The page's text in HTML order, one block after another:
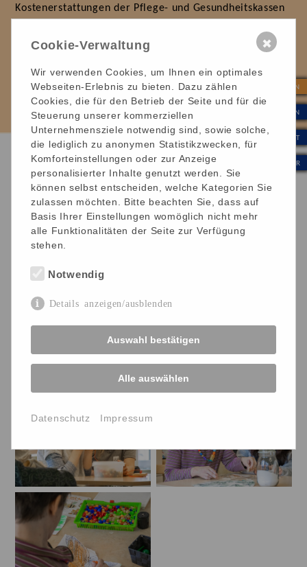
Kostenerstattungen der Pflege- und Gesundheitskassen
und aus öffentlichen Zuschüssen. Doch vieles ist erst
dank Ihrer Spende und Ihrer großzügigen Unterstützung
möglich. Hier sehen Sie, wie Sie Kinder, Jugendlichen
und erwachsenen Menschen mit körper- und
Mehrfachbehinderung mit Ihrer Spende helfen, fördern
oder unterstützen können.
| SPENDEN
| INTERN
| KONTAKT
| WERTE & KULTUR
Kreativmaterialien zur Förderung und
Betreuung
Einfache handwerkliche Arbeiten, malen, filzen, Stühle
zu besonderen Unikaten umarbeiten, Seifen herstellen,
töpfern - ob manuell oder mit speziell gefertigten
Maschinen (HIWIN Azubi-Projekt) …
heilpädagogischen Programm unserer Betreuungs- und
Werkzeugen und Zubehör können Sie mit Ihrer Spende
unterstützen.
Cookie-Verwaltung
Wir verwenden Cookies, um Ihnen ein optimales
Webseiten-Erlebnis zu bieten. Dazu zählen
Cookies, die für den Betrieb der Seite und für die
Steuerung unserer kommerziellen
Unternehmensziele notwendig sind, sowie solche,
die lediglich zu anonymen Statistikzwecken, für
Komforteinstellungen oder zur Anzeige
personalisierter Inhalte genutzt werden. Sie
können selbst entscheiden, welche Kategorien Sie
zulassen möchten. Bitte beachten Sie, dass auf
Basis Ihrer Einstellungen womöglich nicht mehr
alle Funktionalitäten der Seite zur Verfügung
stehen.
Notwendig
Details anzeigen/ausblenden
Auswahl bestätigen
Alle auswählen
Datenschutz Impressum
✖